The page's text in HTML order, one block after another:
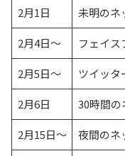
2月1日 未明のネ
2月4日～ フェイス
2月5日～ ツイッタ
2月6日 30時間の
2月15日～ 夜間のネ